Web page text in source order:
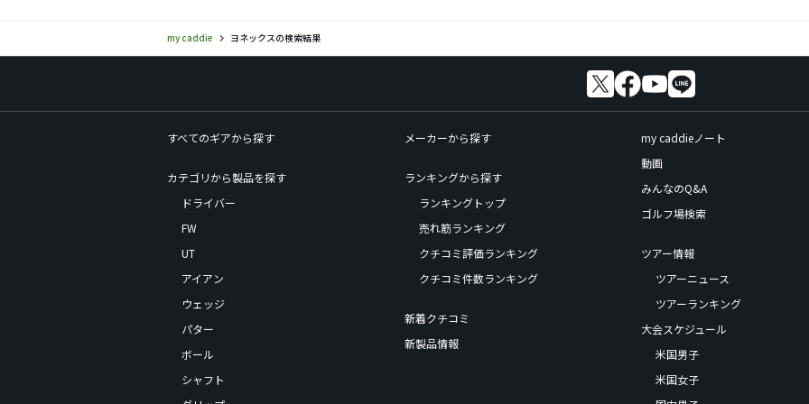
my caddie ヨネックスの検索結果
すべてのギアから探す
カテゴリから製品を探す
ドライバー
FW
UT
アイアン
ウェッジ
パター
ボール
シャフト
メーカーから探す
ランキングから探す
ランキングトップ
売れ筋ランキング
クチコミ評価ランキング
クチコミ件数ランキング
新着クチコミ
新製品情報
my caddieノート
動画
みんなのQ&A
ゴルフ場検索
ツアー情報
ツアーニュース
ツアーランキング
大会スケジュール
米国男子
米国女子